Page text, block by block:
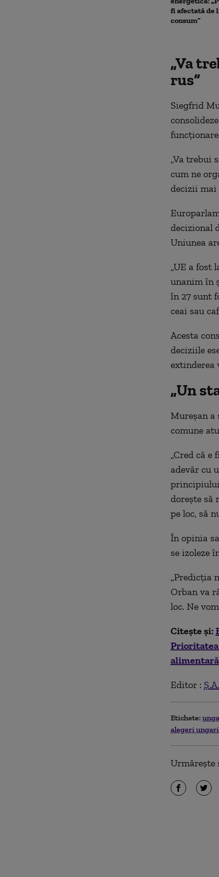
fi afectată de
consum”
„Va
rus”
Siegfrid
„Va trebui
cum ne
decizii mai
decizional
Uniunea
„UE a fost
unanim în
în 27 sunt
ceai sau
Acesta
deciziile
extinderea
„Un
Mureșan a
comune
„Cred că
adevăr cu
dorește să
pe loc, să
În opinia
se izoleze
„Predicția
Orban va
loc. Ne
Citește și:
alimentară
Editor : Ș.A.
Etichete:
alegeri
Urmărește